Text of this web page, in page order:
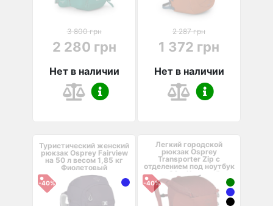
3 800 грн
2 280 грн
Нет в наличии
2 287 грн
1 372 грн
Нет в наличии
Туристический женский
рюкзак Osprey Fairview
на 50 л весом 1,85 кг
Фиолетовый
-40%
Легкий городской
рюкзак Osprey
Transporter Zip с
отделением под ноутбук
на 30 л Красный
-40%